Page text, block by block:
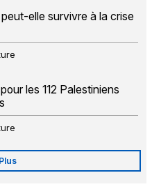
elle survivre à la crise
les 112 Palestiniens